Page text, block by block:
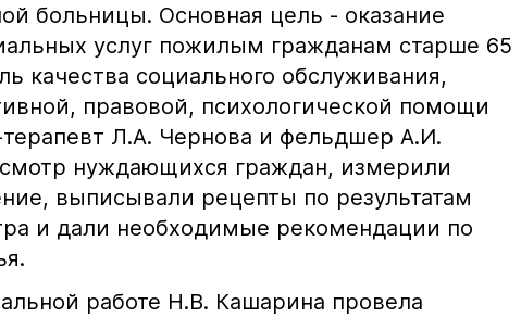
больницы. Основная цель - оказание
услуг пожилым гражданам старше 65
качества социального обслуживания,
правовой, психологической помощи
Л.А. Чернова и фельдшер А.И.
нуждающихся граждан, измерили
выписывали рецепты по результатам
и дали необходимые рекомендации по
работе Н.В. Кашарина провела